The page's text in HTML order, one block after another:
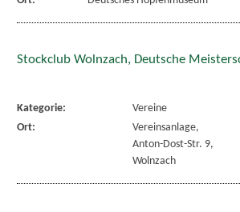
Stockclub Wolnzach, Deutsche
Kategorie:
Vereine
Ort:
Vereinsanlage,
Anton-Dost-Str. 9,
Wolnzach